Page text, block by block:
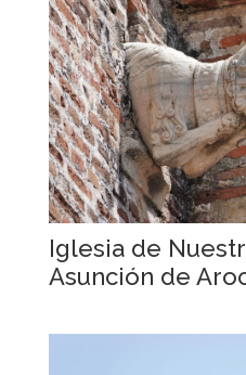
Iglesia de
Asunción de